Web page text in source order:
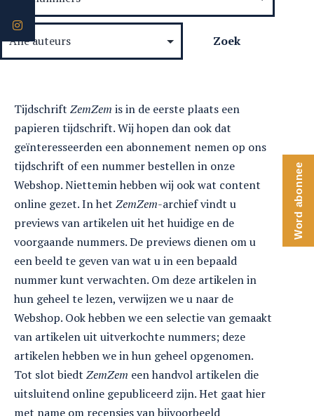
Tijdschrift ZemZem is in de eerste plaats een
papieren tijdschrift. Wij hopen dan ook dat
geïnteresseerden een abonnement nemen op ons
tijdschrift of een nummer bestellen in onze
Webshop. Niettemin hebben wij ook wat content
online gezet. In het ZemZem-archief vindt u
previews van artikelen uit het huidige en de
voorgaande nummers. De previews dienen om u
een beeld te geven van wat u in een bepaald
nummer kunt verwachten. Om deze artikelen in
hun geheel te lezen, verwijzen we u naar de
Webshop. Ook hebben we een selectie van gemaakt
van artikelen uit uitverkochte nummers; deze
artikelen hebben we in hun geheel opgenomen.
Tot slot biedt ZemZem een handvol artikelen die
uitsluitend online gepubliceerd zijn. Het gaat hier
met name om recensies van bijvoorbeeld
Word abonnee